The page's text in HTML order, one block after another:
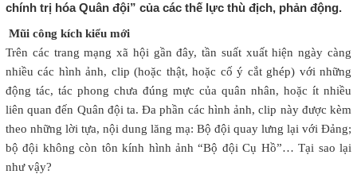
chính trị hóa Quân đội” của các thế lực thù địch, phản động.
Mũi công kích kiểu mới
Trên các trang mạng xã hội gần đây, tần suất xuất hiện ngày càng
nhiều các hình ảnh, clip (hoặc thật, hoặc cố ý cắt ghép) với những
động tác, tác phong chưa đúng mực của quân nhân, hoặc ít nhiều
liên quan đến Quân đội ta. Đa phần các hình ảnh, clip này được kèm
theo những lời tựa, nội dung lăng mạ: Bộ đội quay lưng lại với Đảng;
bộ đội không còn tôn kính hình ảnh “Bộ đội Cụ Hồ”… Tại sao lại
như vậy?